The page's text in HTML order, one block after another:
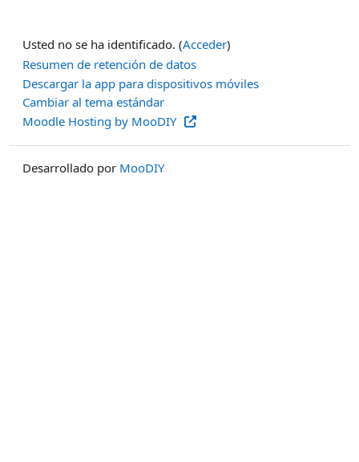
Usted no se ha identificado. (Acceder)
Resumen de retención de datos
Descargar la app para dispositivos móviles
Cambiar al tema estándar
Moodle Hosting by MooDIY
Desarrollado por MooDIY